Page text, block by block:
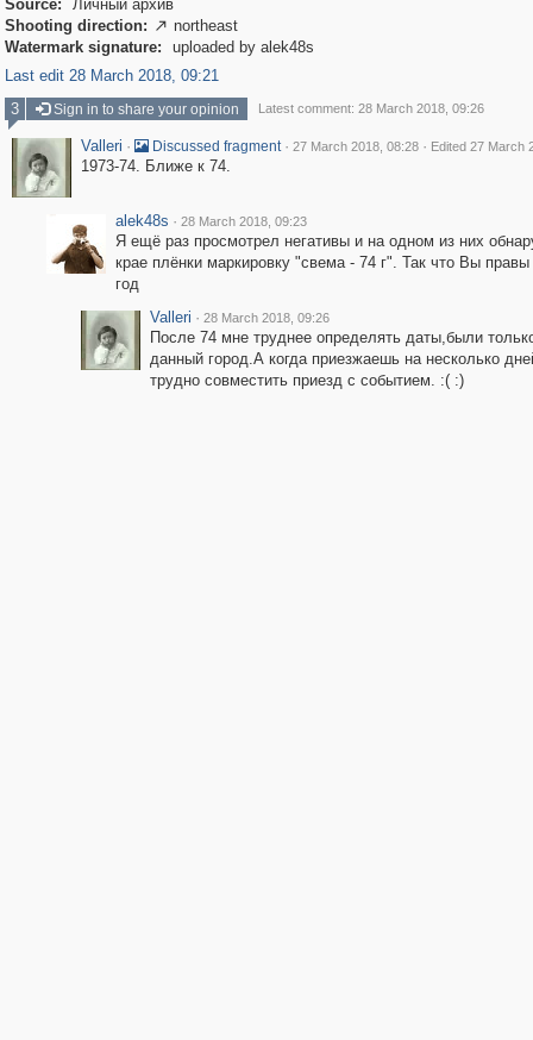
Source:
Личный архив
Shooting direction:  northeast
Watermark signature:
uploaded by alek48s
Last edit 28 March 2018, 09:21
3
Sign in to share your opinion Latest comment: 28 March 2018, 09:26
Valleri · Discussed fragment · 27 March 2018, 08:28 · Edited 27 March
1973-74. Ближе к 74.
alek48s · 28 March 2018, 09:23
Я ещё раз просмотрел негативы и на одном из них
крае плёнки маркировку "свема - 74 г". Так что Вы правы
год
Valleri · 28 March 2018, 09:26
После 74 мне труднее определять даты,были
данный город.А когда приезжаешь на несколько
трудно совместить приезд с событием. :( :)